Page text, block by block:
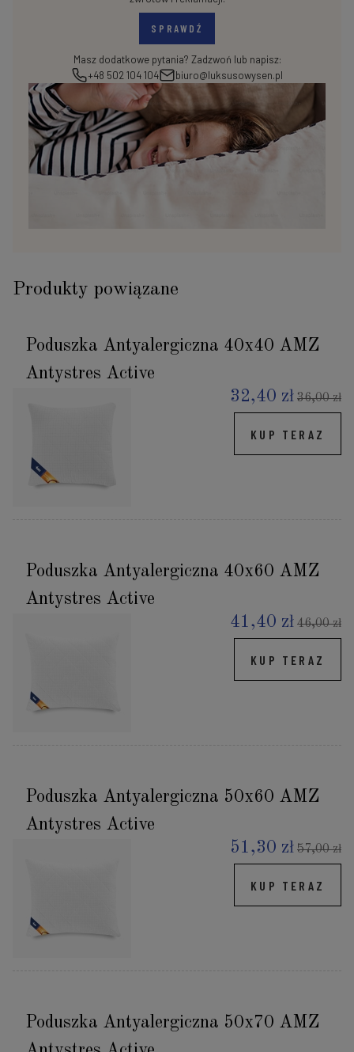
SPRAWDŹ
Masz dodatkowe pytania? Zadzwoń lub napisz:
+48 502 104 104
biuro@luksusowysen.pl
Produkty powiązane
Poduszka Antyalergiczna 40x40 AMZ
Antystres Active
32,40 zł 36,00 zł
KUP TERAZ
Poduszka Antyalergiczna 40x60 AMZ
Antystres Active
41,40 zł 46,00 zł
KUP TERAZ
Poduszka Antyalergiczna 50x60 AMZ
Antystres Active
51,30 zł 57,00 zł
KUP TERAZ
Poduszka Antyalergiczna 50x70 AMZ